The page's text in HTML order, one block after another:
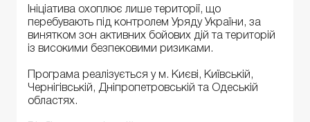
Ініціатива охоплює лише території, що
перебувають під контролем Уряду України, за
винятком зон активних бойових дій та територій
із високими безпековими ризиками.
Програма реалізується у м. Києві, Київській,
Чернігівській, Дніпропетровській та Одеській
областях.